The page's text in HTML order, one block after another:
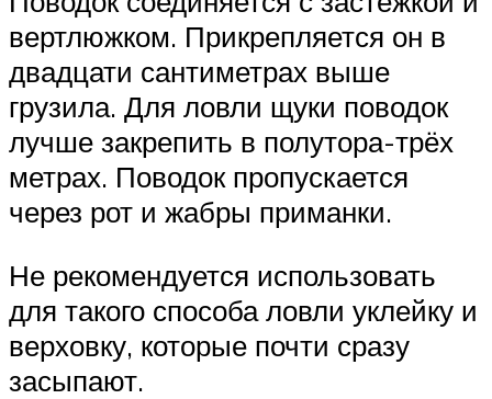
вертлюжком. Прикрепляется он в
двадцати сантиметрах выше
грузила. Для ловли щуки поводок
лучше закрепить в полутора-трёх
метрах. Поводок пропускается
через рот и жабры приманки.
Не рекомендуется использовать
для такого способа ловли уклейку и
верховку, которые почти сразу
засыпают.